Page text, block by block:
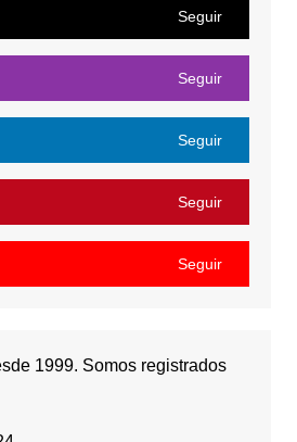
Seguir
Seguir
Seguir
Seguir
Seguir
1999. Somos registrados